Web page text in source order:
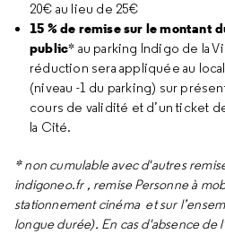
20€ au lieu de 25€
15 % de remise sur le montant
public* au parking Indigo de la
réduction sera appliquée au
(niveau -1 du parking) sur
cours de validité et d’un ticket
la Cité.
* non cumulable avec d'autres
indigoneo.fr , remise Personne à
stationnement cinéma et sur
longue durée). En cas d'absence de